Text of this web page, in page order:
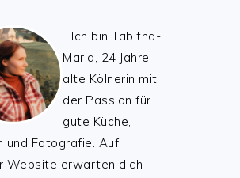
Ich bin Tabitha-
Maria, 24 Jahre
alte Kölnerin mit
der Passion für
gute Küche,
und Fotografie. Auf
Website erwarten dich